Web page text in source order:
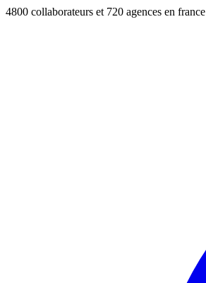
4800 collaborateurs et 720 agences en france